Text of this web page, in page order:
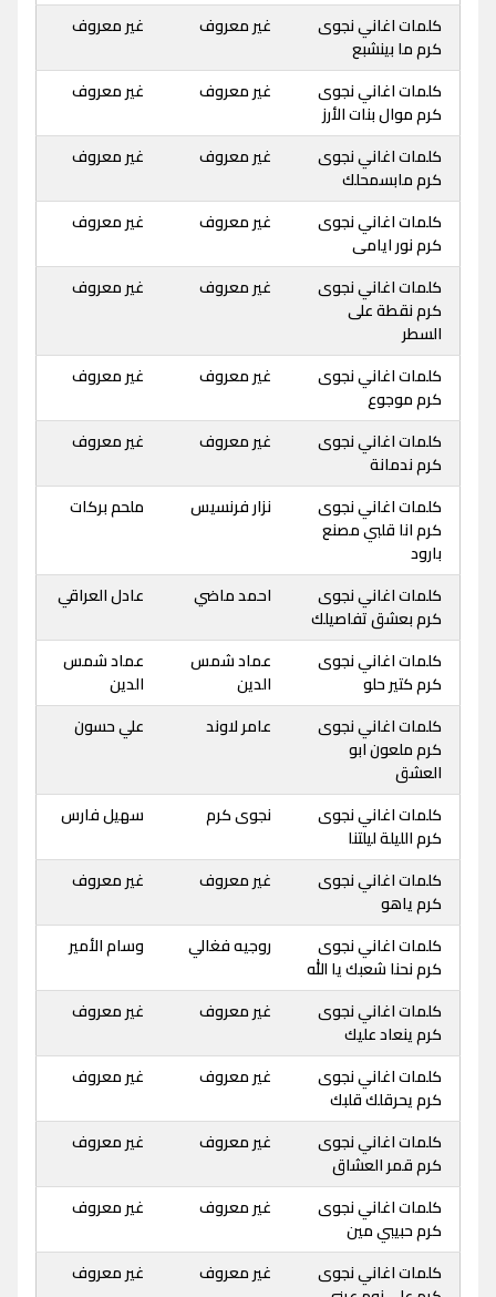
كلمات اغاني نجوى
كرم ما بينشبع
غير معروف غير معروف
كلمات اغاني نجوى
كرم موال بنات الأرز
غير معروف غير معروف
كلمات اغاني نجوى
كرم مابسمحلك
غير معروف غير معروف
كلمات اغاني نجوى
كرم نور ايامى
غير معروف غير معروف
كلمات اغاني نجوى
كرم نقطة على
السطر
غير معروف غير معروف
كلمات اغاني نجوى
كرم موجوع
غير معروف غير معروف
كلمات اغاني نجوى
كرم ندمانة
غير معروف غير معروف
كلمات اغاني نجوى
كرم انا قلبي مصنع
بارود
نزار فرنسيس ملحم بركات
كلمات اغاني نجوى
كرم بعشق تفاصيلك
احمد ماضي عادل العراقي
كلمات اغاني نجوى
كرم كتير حلو
عماد شمس
الدين
عماد شمس
الدين
كلمات اغاني نجوى
كرم ملعون ابو
العشق
عامر لاوند علي حسون
كلمات اغاني نجوى
كرم الليلة ليلتنا
نجوى كرم سهيل فارس
كلمات اغاني نجوى
كرم ياهو
غير معروف غير معروف
كلمات اغاني نجوى
كرم نحنا شعبك يا الله
روجيه فغالي وسام الأمير
كلمات اغاني نجوى
كرم ينعاد عليك
غير معروف غير معروف
كلمات اغاني نجوى
كرم يحرقلك قلبك
غير معروف غير معروف
كلمات اغاني نجوى
كرم قمر العشاق
غير معروف غير معروف
كلمات اغاني نجوى
كرم حبيبي مين
غير معروف غير معروف
كلمات اغاني نجوى
غير معروف غير معروف